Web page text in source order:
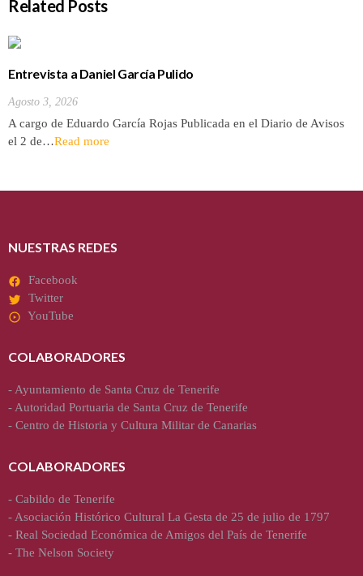
Related Posts
Entrevista a Daniel García Pulido
Agosto 3, 2026
A cargo de Eduardo García Rojas Publicada en el Diario de Avisos
el 2 de…Read more
NUESTRAS REDES
Facebook
Twitter
YouTube
COLABORADORES
- Ayuntamiento de Santa Cruz de Tenerife
- Autoridad Portuaria de Santa Cruz de Tenerife
- Centro de Historia y Cultura Militar de Canarias
COLABORADORES
- Cabildo de Tenerife
- Asociación Histórico Cultural La Gesta de 25 de julio de 1797
- Real Sociedad Económica de Amigos del País de Tenerife
- The Nelson Society